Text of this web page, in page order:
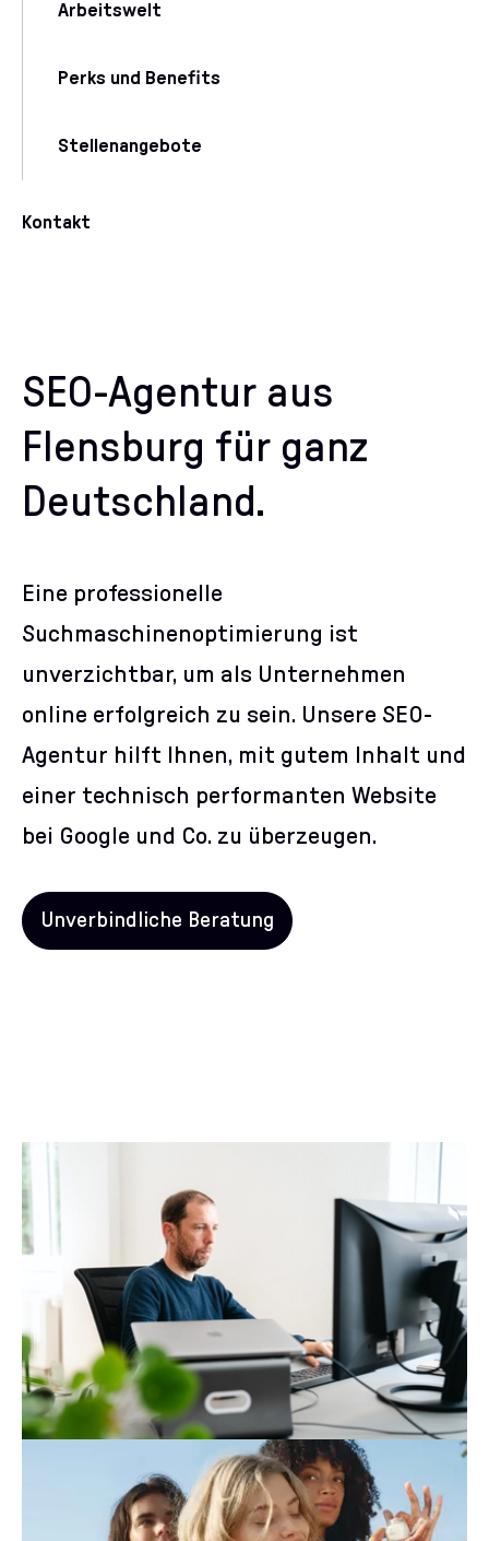
Arbeitswelt
Perks und Benefits
Stellenangebote
Kontakt
SEO-Agentur aus
Flensburg für ganz
Deutschland.
Eine professionelle
Suchmaschinenoptimierung ist
unverzichtbar, um als Unternehmen
online erfolgreich zu sein. Unsere SEO-
Agentur hilft Ihnen, mit gutem Inhalt und
einer technisch performanten Website
bei Google und Co. zu überzeugen.
Unverbindliche Beratung